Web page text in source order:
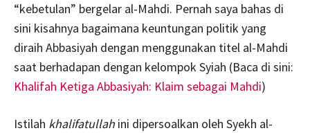
“kebetulan” bergelar al-Mahdi. Pernah saya bahas di
sini kisahnya bagaimana keuntungan politik yang
diraih Abbasiyah dengan menggunakan titel al-Mahdi
saat berhadapan dengan kelompok Syiah (Baca di sini:
Khalifah Ketiga Abbasiyah: Klaim sebagai Mahdi)
Istilah khalifatullah ini dipersoalkan oleh Syekh al-